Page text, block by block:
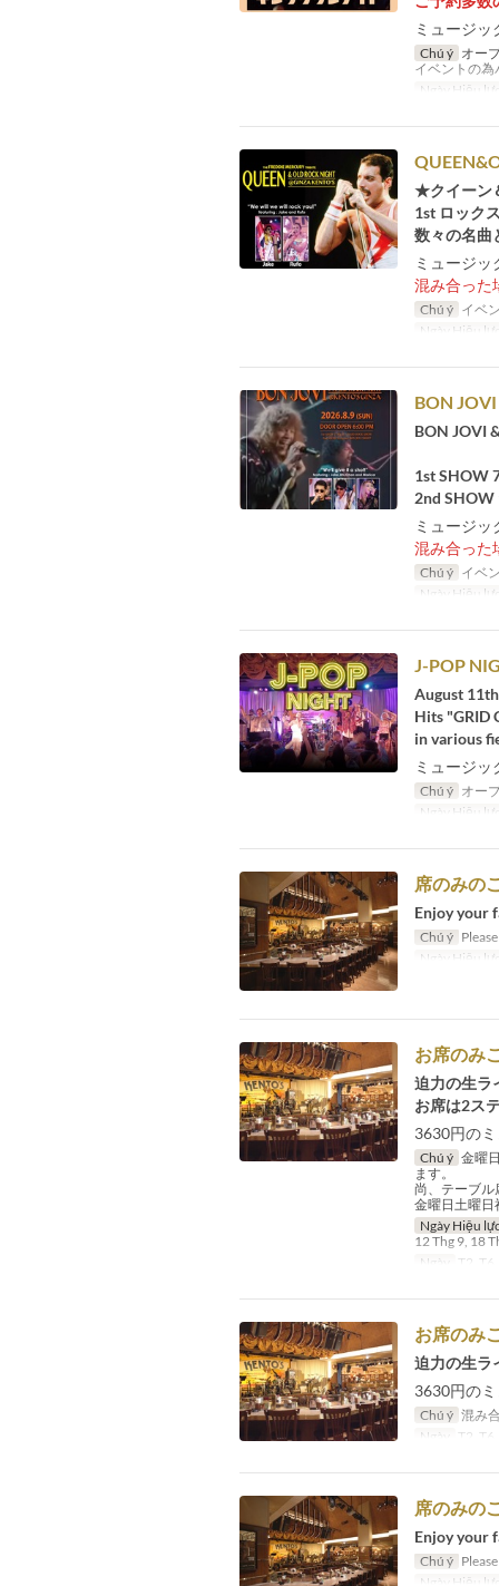
ミュージ
Chú ý オー
イベントの
Ngày Hiệu
★クイーン
1st ロック
数々の名曲
ミュージ
混み合った
Chú ý イベ
Ngày Hiệu
BON
BON JOVI
1st SHOW
2nd SHOW
ミュージ
混み合った
Chú ý イベ
Ngày Hiệu
J-POP
August
Hits "GRID
in various
ミュージ
Chú ý オー
Ngày Hiệu
席のみの
Enjoy your
Chú ý
Ngày Hiệu
お席のみ
迫力の生ラ
お席は2ス
3630円の
Chú ý 金曜
ます。
尚、テーブル
金曜日土曜日
Ngày Hiệu
12 Thg 9, 18
Ngày
T2,
お席のみ
迫力の生ラ
3630円の
Chú ý 混み
Ngày
T2,
席のみの
Enjoy your
Chú ý
Ngày Hiệu